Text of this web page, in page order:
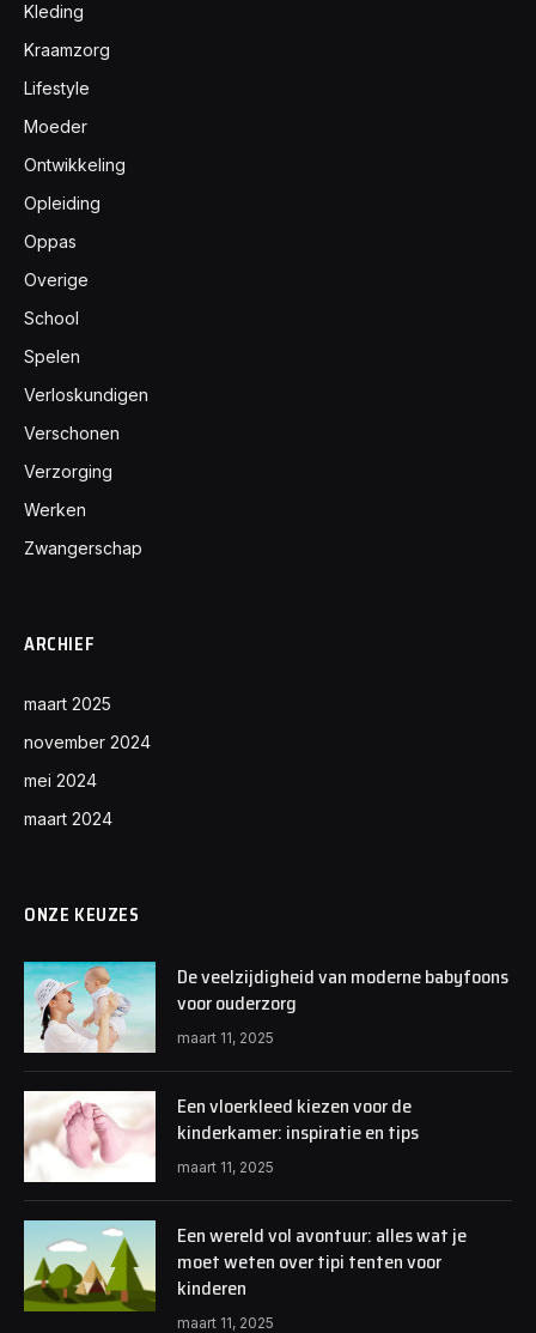
Kleding
Kraamzorg
Lifestyle
Moeder
Ontwikkeling
Opleiding
Oppas
Overige
School
Spelen
Verloskundigen
Verschonen
Verzorging
Werken
Zwangerschap
ARCHIEF
maart 2025
november 2024
mei 2024
maart 2024
ONZE KEUZES
De veelzijdigheid van moderne babyfoons
voor ouderzorg
maart 11, 2025
Een vloerkleed kiezen voor de
kinderkamer: inspiratie en tips
maart 11, 2025
Een wereld vol avontuur: alles wat je
moet weten over tipi tenten voor
kinderen
maart 11, 2025